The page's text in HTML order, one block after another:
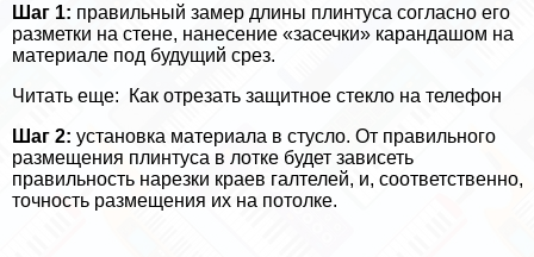
Шаг 1: правильный замер длины плинтуса согласно его
разметки на стене, нанесение «засечки» карандашом на
материале под будущий срез.
Читать еще:
Как отрезать защитное стекло на телефон
Шаг 2: установка материала в стусло. От правильного
размещения плинтуса в лотке будет зависеть
правильность нарезки краев галтелей, и, соответственно,
точность размещения их на потолке.